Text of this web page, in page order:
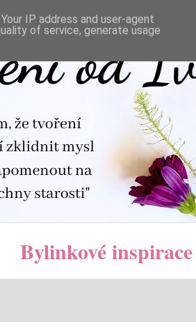
Bylinkové inspirace
IP address and user-agent
of service, generate usage